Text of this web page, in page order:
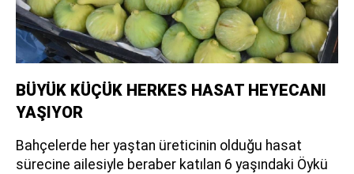
BÜYÜK KÜÇÜK HERKES HASAT HEYECANI
YAŞIYOR
Bahçelerde her yaştan üreticinin olduğu hasat
sürecine ailesiyle beraber katılan 6 yaşındaki Öykü